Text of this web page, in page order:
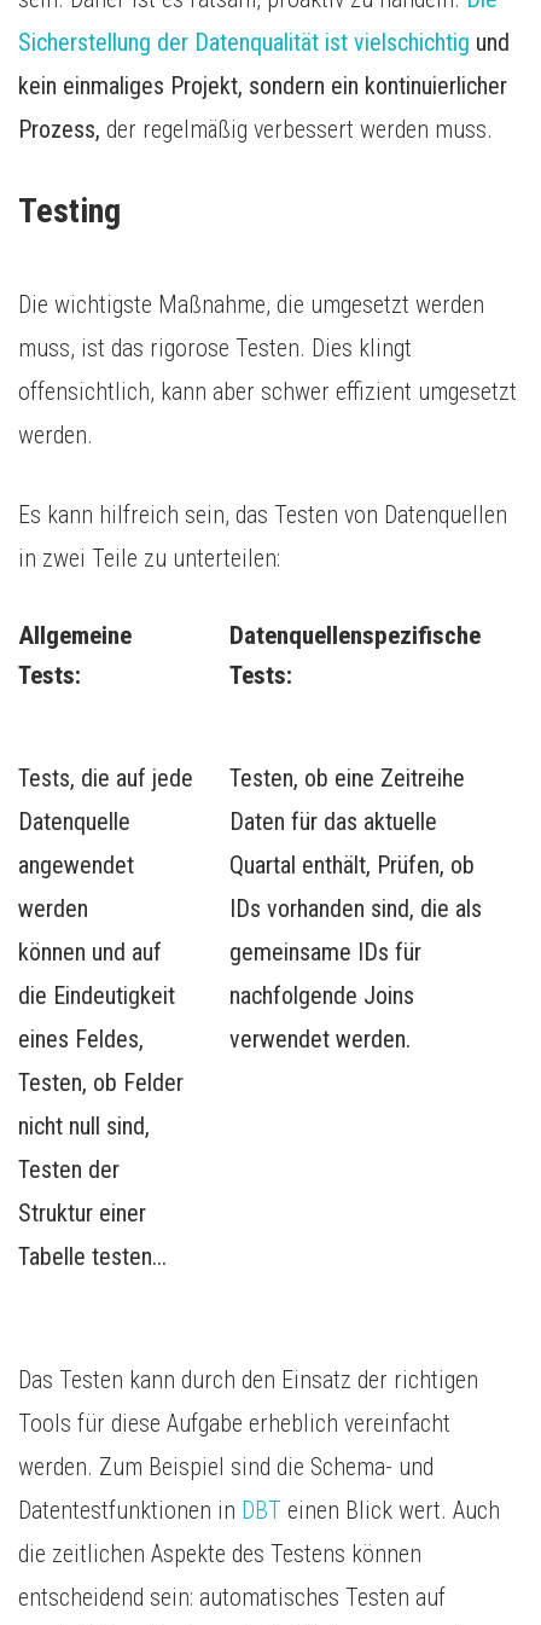
Sicherstellung der Datenqualität ist vielschichtig und
kein einmaliges Projekt, sondern ein kontinuierlicher
Prozess, der regelmäßig verbessert werden muss.
Testing
Die wichtigste Maßnahme, die umgesetzt werden
muss, ist das rigorose Testen. Dies klingt
offensichtlich, kann aber schwer effizient umgesetzt
werden.
Es kann hilfreich sein, das Testen von Datenquellen
in zwei Teile zu unterteilen:
Allgemeine
Tests:
Tests, die auf jede
Datenquelle
angewendet
werden
können und auf
die Eindeutigkeit
eines Feldes,
Testen, ob Felder
nicht null sind,
Testen der
Struktur einer
Tabelle testen...
Datenquellenspezifische
Tests:
Testen, ob eine Zeitreihe
Daten für das aktuelle
Quartal enthält, Prüfen, ob
IDs vorhanden sind, die als
gemeinsame IDs für
nachfolgende Joins
verwendet werden.
Das Testen kann durch den Einsatz der richtigen
Tools für diese Aufgabe erheblich vereinfacht
werden. Zum Beispiel sind die Schema- und
Datentestfunktionen in DBT einen Blick wert. Auch
die zeitlichen Aspekte des Testens können
entscheidend sein: automatisches Testen auf